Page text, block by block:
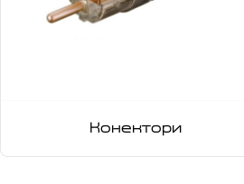
Конектори